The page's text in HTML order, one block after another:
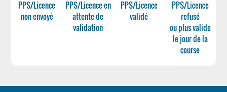
PPS/Licence
non envoyé
PPS/Licence en
attente de
validation
PPS/Licence
validé
PPS/Licence
refusé
ou plus valide
le jour de la
course